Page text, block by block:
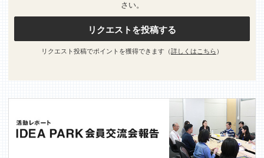
さい。
リクエストを投稿する
リクエスト投稿でポイントを獲得できます（詳しくはこちら ）